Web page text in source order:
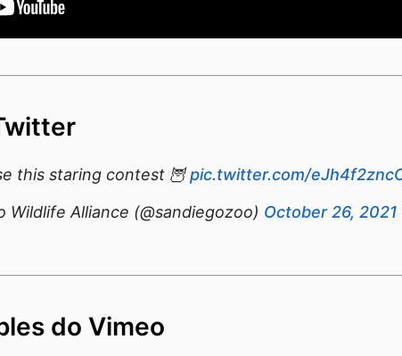
this staring contest 🦉pic.twitter.com/
Wildlife Alliance (@sandiegozoo) October 26, 2021
do Vimeo